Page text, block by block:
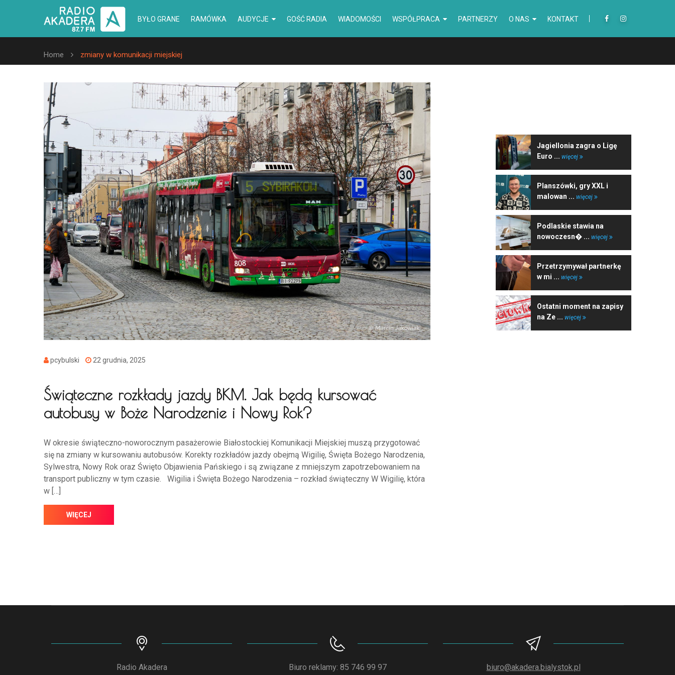
BYŁO GRANE RAMÓWKA AUDYCJE GOŚĆ RADIA WIADOMOŚCI WSPÓŁPRACA PARTNERZY O NAS KONTAKT
Home zmiany w komunikacji miejskiej
pcybulski 22 grudnia, 2025
Świąteczne rozkłady jazdy BKM. Jak będą kursować
autobusy w Boże Narodzenie i Nowy Rok?
W okresie świąteczno-noworocznym pasażerowie Białostockiej Komunikacji Miejskiej muszą przygotować
się na zmiany w kursowaniu autobusów. Korekty rozkładów jazdy obejmą Wigilię, Święta Bożego Narodzenia,
Sylwestra, Nowy Rok oraz Święto Objawienia Pańskiego i są związane z mniejszym zapotrzebowaniem na
transport publiczny w tym czasie. Wigilia i Święta Bożego Narodzenia – rozkład świąteczny W Wigilię, która
w […]
WIĘCEJ
Jagiellonia zagra o Ligę
Euro ... więcej
Planszówki, gry XXL i
malowan ... więcej
Podlaskie stawia na
nowoczesn� ... więcej
Przetrzymywał partnerkę
w mi ... więcej
Ostatni moment na zapisy
na Ze ... więcej
Radio Akadera
Biuro reklamy: 85 746 99 97
biuro@akadera.bialystok.pl